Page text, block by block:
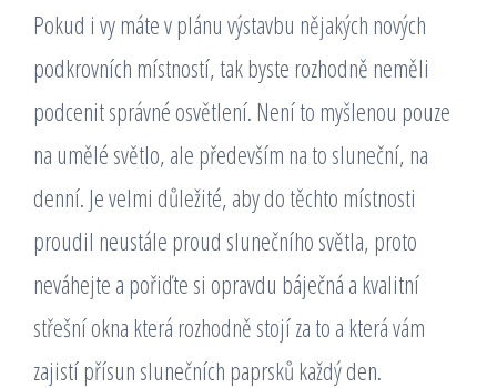
Pokud i vy máte v plánu výstavbu nějakých nových
podkrovních místností, tak byste rozhodně neměli
podcenit správné osvětlení. Není to myšlenou pouze
na umělé světlo, ale především na to sluneční, na
denní. Je velmi důležité, aby do těchto místnosti
proudil neustále proud slunečního světla, proto
neváhejte a pořiďte si opravdu báječná a kvalitní
střešní okna která rozhodně stojí za to a která vám
zajistí přísun slunečních paprsků každý den.